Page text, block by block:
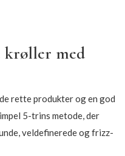
krøller med
rette produkter og en god
5-trins metode, der
veldefinerede og frizz-